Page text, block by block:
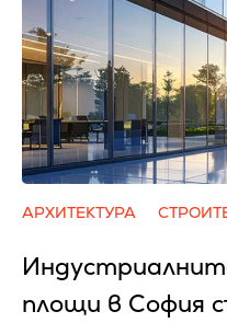
АРХИТЕКТУРА
площи в София